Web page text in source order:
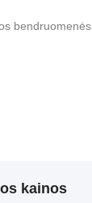
bendruomenės
kainos